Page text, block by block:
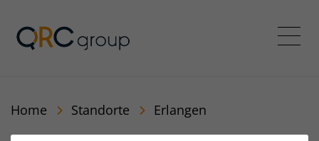
QRC Personalberatung
Home Standorte Erlangen